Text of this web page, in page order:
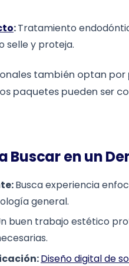
:Tratamiento
selle y proteja.
también optan
paquetes pueden ser
Buscar en un
Busca experiencia
general.
buen trabajo estético
Diseño digital de